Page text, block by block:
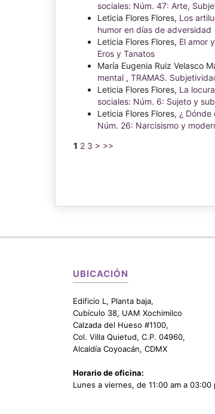
sociales: Núm. 47: Arte,
Leticia Flores Flores, Los
humor en días de adversidad
Leticia Flores Flores, El amor
Eros y Tanatos
María Eugenia Ruiz Velasco
mental , TRAMAS.
Leticia Flores Flores, La
sociales: Núm. 6: Sujeto y
Leticia Flores Flores, ¿
Núm. 26: Narcisismo y
1 2 3 > >>
UBICACIÓN
Edificio L, Planta baja,
Cubículo 38, UAM Xochimilco
Calzada del Hueso #1100,
Col. Villa Quietud, C.P. 04960,
Alcaldía Coyoacán, CDMX
Horario de oficina:
Lunes a viernes, de 11:00 am a 03:00